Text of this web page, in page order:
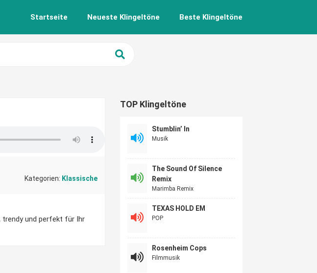
Startseite Neueste Klingeltöne Beste Klingeltöne
Kategorien: Klassische
trendy und perfekt für Ihr
TOP Klingeltöne
Stumblin’ In
Musik
The Sound Of Silence
Remix
Marimba Remix
TEXAS HOLD EM
POP
Rosenheim Cops
Filmmusik